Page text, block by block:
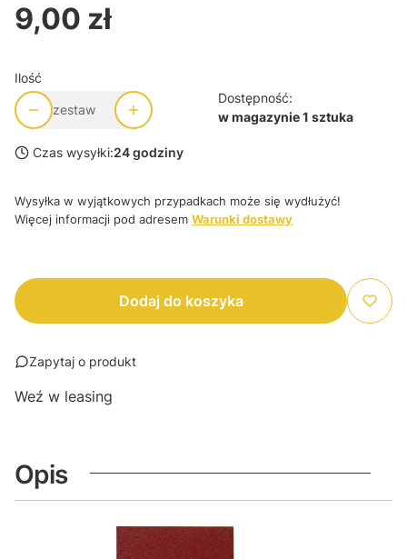
Cena
9,00 zł
Ilość
zestaw
Dostępność:
w magazynie 1 sztuka
Czas wysyłki:24 godziny
Wysyłka w wyjątkowych przypadkach może się wydłużyć!
Więcej informacji pod adresem Warunki dostawy
Dodaj do koszyka
Zapytaj o produkt
Weź w leasing
Opis